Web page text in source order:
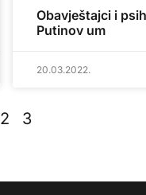
Obavještajci i
Putinov um
20.03.2022.
2 3